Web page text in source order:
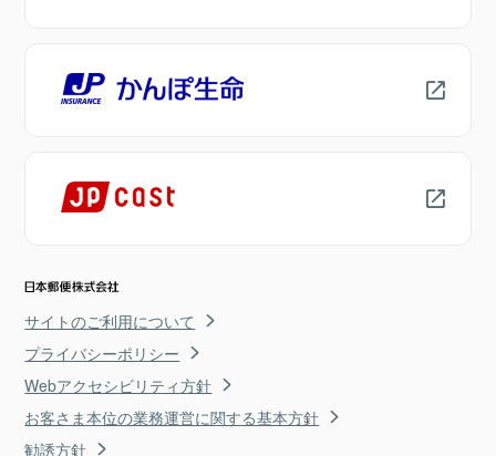
サイトのご利用について
プライバシーポリシー
Webアクセシビリティ方針
お客さま本位の業務運営に関する基本方針
勧誘方針